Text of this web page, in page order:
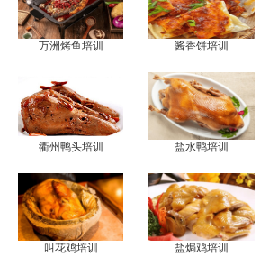
万洲烤鱼培训 酱香饼培训
衢州鸭头培训 盐水鸭培训
叫花鸡培训 盐焗鸡培训